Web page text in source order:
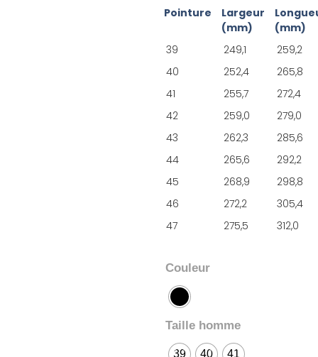
Pointure
Largeur
(mm)
(mm)
39
249,1
259,2
40
252,4
265,8
41
255,7
272,4
42
259,0
279,0
43
262,3
285,6
44
265,6
292,2
45
268,9
298,8
46
272,2
305,4
47
275,5 312,0
Couleur
Taille homme
39 40 41